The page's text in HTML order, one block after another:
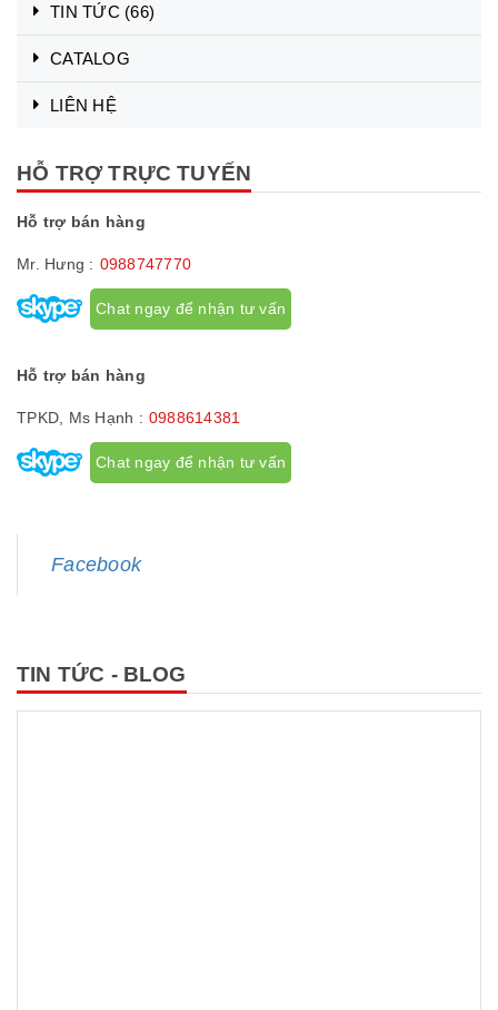
TIN TỨC (66)
CATALOG
LIÊN HỆ
HỖ TRỢ TRỰC TUYẾN
Hỗ trợ bán hàng
Mr. Hưng : 0988747770
Chat ngay để nhận tư vấn
Hỗ trợ bán hàng
TPKD, Ms Hạnh : 0988614381
Chat ngay để nhận tư vấn
Facebook
TIN TỨC - BLOG